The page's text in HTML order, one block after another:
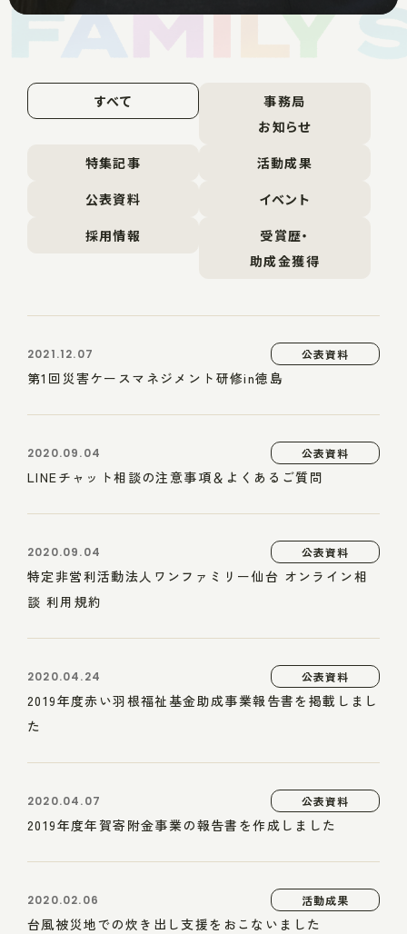
すべて
事務局
お知らせ
特集記事
活動成果
公表資料
イベント
採用情報
受賞歴・
助成金獲得
2021.12.07 公表資料
第1回災害ケースマネジメント研修in徳島
2020.09.04 公表資料
LINEチャット相談の注意事項＆よくあるご質問
2020.09.04 公表資料
特定非営利活動法人ワンファミリー仙台 オンライン相
談 利用規約
2020.04.24 公表資料
2019年度赤い羽根福祉基金助成事業報告書を掲載しまし
た
2020.04.07 公表資料
2019年度年賀寄附金事業の報告書を作成しました
2020.02.06 活動成果
台風被災地での炊き出し支援をおこないました